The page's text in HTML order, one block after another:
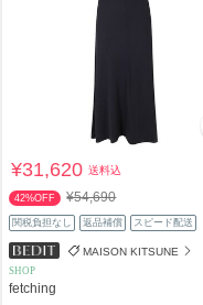
¥31,620送料込
42%OFF ¥54,690
関税負担なし 返品補償 スピード配送
MAISON KITSUNE
SHOP
fetching